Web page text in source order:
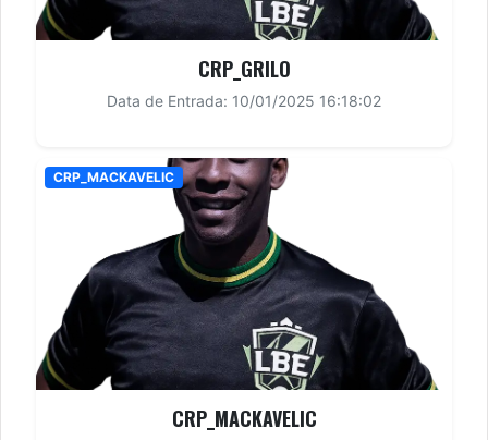
CRP_GRILO
Data de Entrada: 10/01/2025 16:18:02
CRP_MACKAVELIC
CRP_MACKAVELIC